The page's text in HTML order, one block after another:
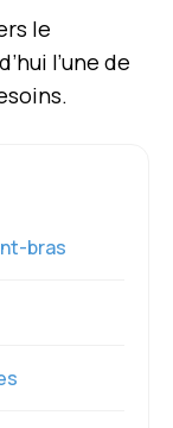
le
l’une de
bras